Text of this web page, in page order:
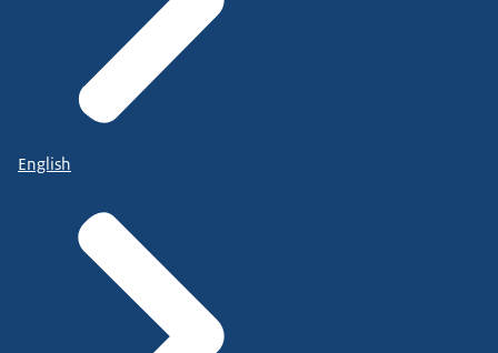
English